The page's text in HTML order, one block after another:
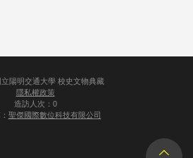
立陽明交通大學 校史文物典藏
隱私權政策
造訪人次：0
聖傑國際數位科技有限公司